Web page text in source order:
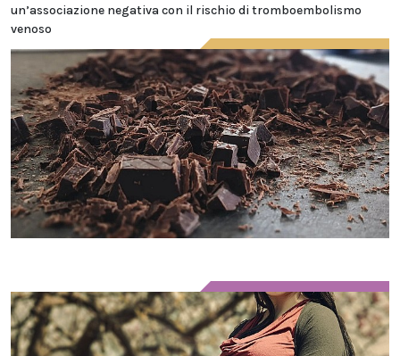
un’associazione negativa con il rischio di tromboembolismo
venoso